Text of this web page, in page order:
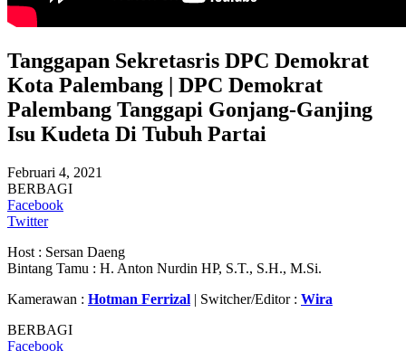
Tanggapan Sekretasris DPC Demokrat
Kota Palembang | DPC Demokrat
Palembang Tanggapi Gonjang-Ganjing
Isu Kudeta Di Tubuh Partai
Februari 4, 2021
BERBAGI
Facebook
Twitter
Host : Sersan Daeng
Bintang Tamu : H. Anton Nurdin HP, S.T., S.H., M.Si.
Kamerawan : Hotman Ferrizal | Switcher/Editor : Wira
BERBAGI
Facebook